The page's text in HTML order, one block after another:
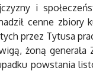
i
cenne
przez Tytusa
żoną
powstania